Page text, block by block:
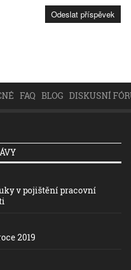
FAQ BLOG DISKUSNÍ
v pojištění pracovní
2019